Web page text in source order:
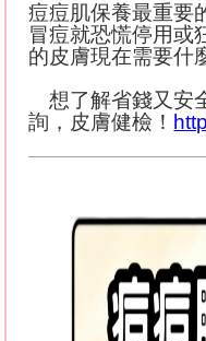
痘痘肌保養最重要
冒痘就恐慌停用或
的皮膚現在需要什
想了解省錢又安
詢，皮膚健檢！